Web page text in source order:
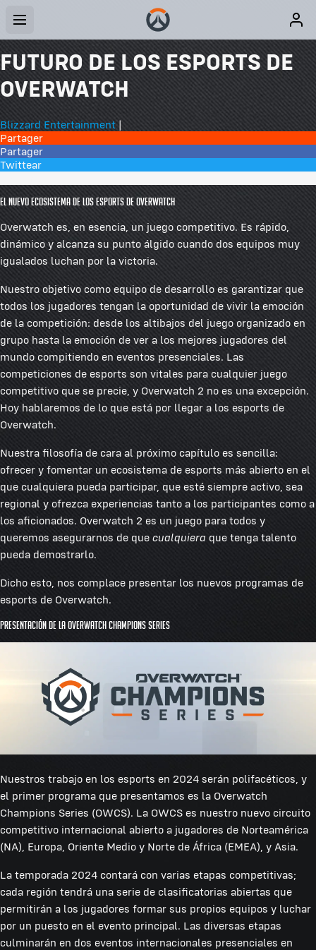
FUTURO DE LOS ESPORTS DE
OVERWATCH
Blizzard Entertainment|
Partager
Partager
Twittear
El nuevo ecosistema de los esports de Overwatch
Overwatch es, en esencia, un juego competitivo. Es rápido,
dinámico y alcanza su punto álgido cuando dos equipos muy
igualados luchan por la victoria.
Nuestro objetivo como equipo de desarrollo es garantizar que
todos los jugadores tengan la oportunidad de vivir la emoción
de la competición: desde los altibajos del juego organizado en
grupo hasta la emoción de ver a los mejores jugadores del
mundo compitiendo en eventos presenciales. Las
competiciones de esports son vitales para cualquier juego
competitivo que se precie, y Overwatch 2 no es una excepción.
Hoy hablaremos de lo que está por llegar a los esports de
Overwatch.
Nuestra filosofía de cara al próximo capítulo es sencilla:
ofrecer y fomentar un ecosistema de esports más abierto en el
que cualquiera pueda participar, que esté siempre activo, sea
regional y ofrezca experiencias tanto a los participantes como a
los aficionados. Overwatch 2 es un juego para todos y
queremos asegurarnos de que cualquiera que tenga talento
pueda demostrarlo.
Dicho esto, nos complace presentar los nuevos programas de
esports de Overwatch.
Presentación de la Overwatch Champions Series
Nuestros trabajo en los esports en 2024 serán polifacéticos, y
el primer programa que presentamos es la Overwatch
Champions Series (OWCS). La OWCS es nuestro nuevo circuito
competitivo internacional abierto a jugadores de Norteamérica
(NA), Europa, Oriente Medio y Norte de África (EMEA), y Asia.
La temporada 2024 contará con varias etapas competitivas;
cada región tendrá una serie de clasificatorias abiertas que
permitirán a los jugadores formar sus propios equipos y luchar
por un puesto en el evento principal. Las diversas etapas
culminarán en dos eventos internacionales presenciales en